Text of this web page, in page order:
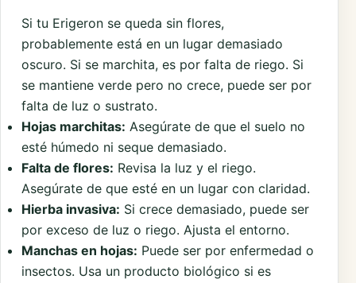
Si tu Erigeron se queda sin flores,
probablemente está en un lugar demasiado
oscuro. Si se marchita, es por falta de riego. Si
se mantiene verde pero no crece, puede ser por
falta de luz o sustrato.
Hojas marchitas: Asegúrate de que el suelo no
esté húmedo ni seque demasiado.
Falta de flores: Revisa la luz y el riego.
Asegúrate de que esté en un lugar con claridad.
Hierba invasiva: Si crece demasiado, puede ser
por exceso de luz o riego. Ajusta el entorno.
Manchas en hojas: Puede ser por enfermedad o
insectos. Usa un producto biológico si es